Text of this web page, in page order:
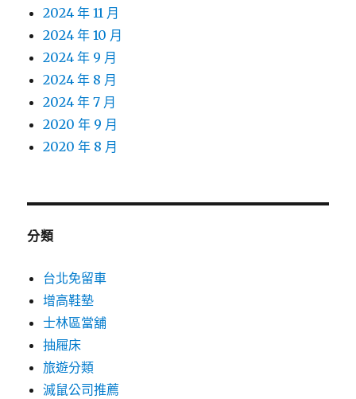
2024 年 11 月
2024 年 10 月
2024 年 9 月
2024 年 8 月
2024 年 7 月
2020 年 9 月
2020 年 8 月
分類
台北免留車
增高鞋墊
士林區當舖
抽屜床
旅遊分類
滅鼠公司推薦